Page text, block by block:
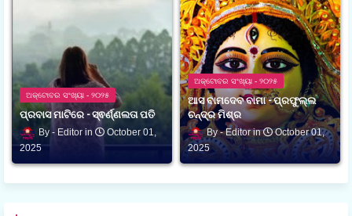
ଅକ୍ଟୋବର ସଂଖ୍ୟା - ୨୦୨୫
ପ୍ରବାସ ମାଟିରେ - ସ୍ଵର୍ଣ୍ଣଲତା ପତି
Editor
October 01,
2025
ଅକ୍ଟୋବର ସଂଖ୍ୟା - ୨୦୨୫
ଆସ ବାମଦେବ ବାମା - ପ୍ରଫୁଲ୍ଲ
ଚନ୍ଦ୍ର ମିଶ୍ର
Editor
October 01,
2025